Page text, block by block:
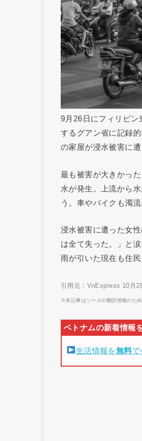
9月26日にフィリピン
するグアン省に記録
の家屋が浸水被害に遭
最も被害が大きかっ
水が発生。上流から
う。車やバイクも濁
浸水被害に遭った女
は全て失った。」と
雨が引いた現在も住
引用元：VnExpress 10月2
※本記事はソースの翻訳情報のた
生活情報を無料で